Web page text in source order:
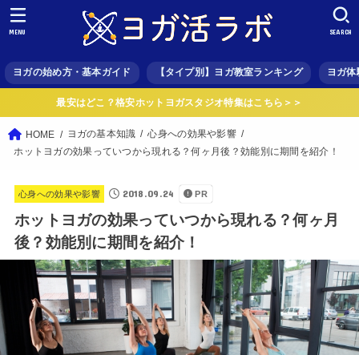
ヨガの始め方・基本ガイド 【タイプ別】ヨガ教室ランキング ヨガ体
SEARCH
MENU
最安はどこ？格安ホットヨガスタジオ特集はこちら＞＞
HOME ヨガの基本知識
心身への効果や影響
ホットヨガの効果っていつから現れる？何ヶ月後？効能別に期間を紹介！
心身への効果や影響 2018.09.24 PR
ホットヨガの効果っていつから現れる？何ヶ月
後？効能別に期間を紹介！